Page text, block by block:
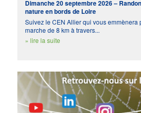
Dimanche 20 septembre 2026 –
nature en bords de Loire
Suivez le CEN Allier qui vous emmènera
marche de 8 km à travers...
» lire la suite